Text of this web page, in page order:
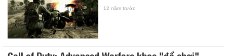
12 năm trước